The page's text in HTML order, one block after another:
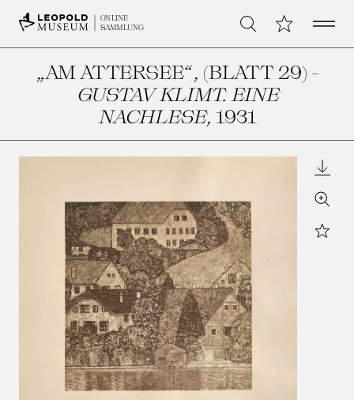
ONLINE
SAMMLUNG
Suche Meine Open
„AM ATTERSEE“, (BLATT 29) -
GUSTAV KLIMT. EINE
NACHLESE, 1931
Zoom
Star